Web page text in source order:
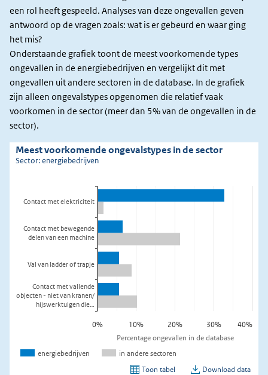
een rol heeft gespeeld. Analyses van deze ongevallen geven
antwoord op de vragen zoals: wat is er gebeurd en waar ging
het mis?
Onderstaande grafiek toont de meest voorkomende types
ongevallen in de energiebedrijven en vergelijkt dit met
ongevallen uit andere sectoren in de database. In de grafiek
zijn alleen ongevalstypes opgenomen die relatief vaak
voorkomen in de sector (meer dan 5% van de ongevallen in de
sector).